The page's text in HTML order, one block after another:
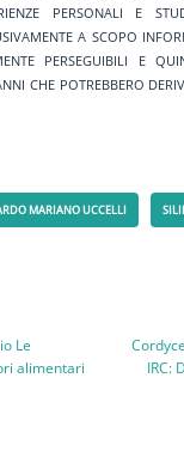
PERSONALI E
A SCOPO
PERSEGUIBILI E
CHE POTREBBERO
MARIANO UCCELLI
Le
alimentari
IRC: